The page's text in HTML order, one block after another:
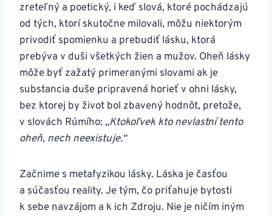
zreteľný a poetický, i keď slová, ktoré pochádzajú
od tých, ktorí skutočne milovali, môžu niektorým
privodiť spomienku a prebudiť lásku, ktorá
prebýva v duši všetkých žien a mužov. Oheň lásky
môže byť zažatý primeranými slovami ak je
substancia duše pripravená horieť v ohni lásky,
bez ktorej by život bol zbavený hodnôt, pretože,
v slovách Rúmího: „Ktokoľvek kto nevlastní tento
oheň, nech neexistuje.“
Začnime s metafyzikou lásky. Láska je časťou
a súčasťou reality. Je tým, čo priťahuje bytosti
k sebe navzájom a k ich Zdroju. Nie je ničím iným